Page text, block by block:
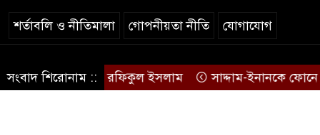
উঠলেন আ.লীগ নেতা
৯
আপনি কেন দেশে এসেছেন? উত্তরে
যা বলেছিলেন মীর কাশেম আলী
১০
শর্তাবলি ও নীতিমালা গোপনীয়তা নীতি যোগাযোগ
© sangbadbd247
.
সংবাদ শিরোনাম ::
বিএনপির এমপি রফিকুল ইসলাম সাদ্দাম-ইনানকে ফোনে